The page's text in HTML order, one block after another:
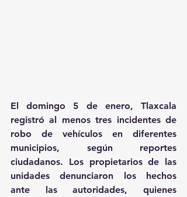
El domingo 5 de enero, Tlaxcala
registró al menos tres incidentes de
robo de vehículos en diferentes
municipios, según reportes
ciudadanos. Los propietarios de las
unidades denunciaron los hechos
ante las autoridades, quienes